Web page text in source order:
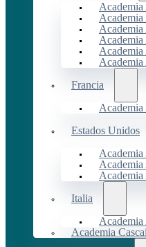
Francia
Estados Unidos
Italia
Academia